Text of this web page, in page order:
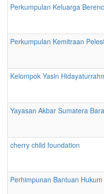
Perkumpulan Keluarga
Perkumpulan Kemitraan
Kelompok Yasin
Yayasan Akbar Sumatera
cherry child foundation
Perhimpunan Bantuan